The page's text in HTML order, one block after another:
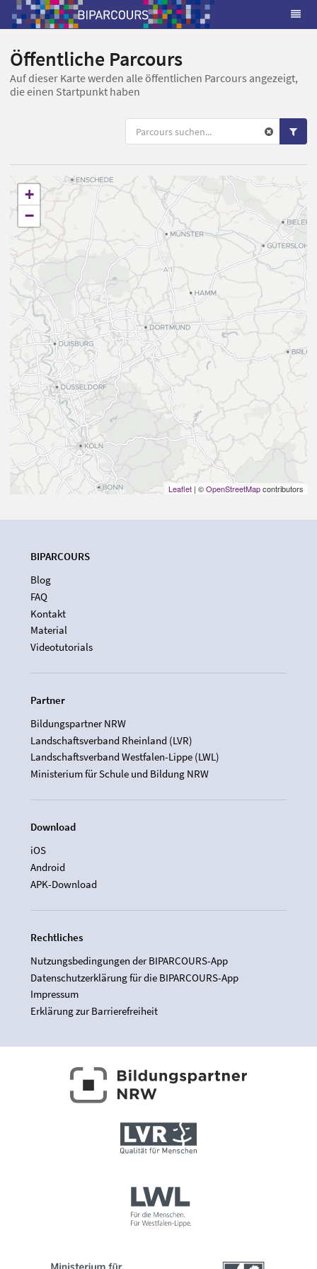
Öffentliche Parcours
Auf dieser Karte werden alle öffentlichen Parcours angezeigt,
die einen Startpunkt haben
+
−
Leaflet | ©OpenStreetMapcontributors
BIPARCOURS
Blog
FAQ
Kontakt
Material
Videotutorials
Partner
Bildungspartner NRW
Landschaftsverband Rheinland (LVR)
Landschaftsverband Westfalen-Lippe (LWL)
Ministerium für Schule und Bildung NRW
Download
iOS
Android
APK-Download
Rechtliches
Nutzungsbedingungen der BIPARCOURS-App
Datenschutzerklärung für die BIPARCOURS-App
Impressum
Erklärung zur Barrierefreiheit